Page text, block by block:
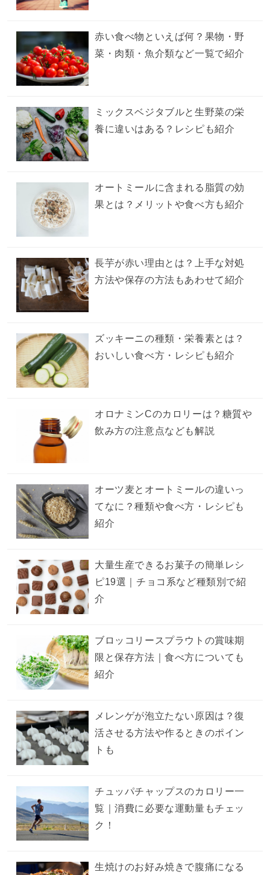
赤い食べ物といえば何？果物・野
菜・肉類・魚介類など一覧で紹介
ミックスベジタブルと生野菜の栄
養に違いはある？レシピも紹介
オートミールに含まれる脂質の効
果とは？メリットや食べ方も紹介
長芋が赤い理由とは？上手な対処
方法や保存の方法もあわせて紹介
ズッキーニの種類・栄養素とは？
おいしい食べ方・レシピも紹介
オロナミンCのカロリーは？糖質や
飲み方の注意点なども解説
オーツ麦とオートミールの違いっ
てなに？種類や食べ方・レシピも
紹介
大量生産できるお菓子の簡単レシ
ピ19選｜チョコ系など種類別で紹
介
ブロッコリースプラウトの賞味期
限と保存方法｜食べ方についても
紹介
メレンゲが泡立たない原因は？復
活させる方法や作るときのポイン
トも
チュッパチャップスのカロリー一
覧｜消費に必要な運動量もチェッ
ク！
生焼けのお好み焼きで腹痛になる